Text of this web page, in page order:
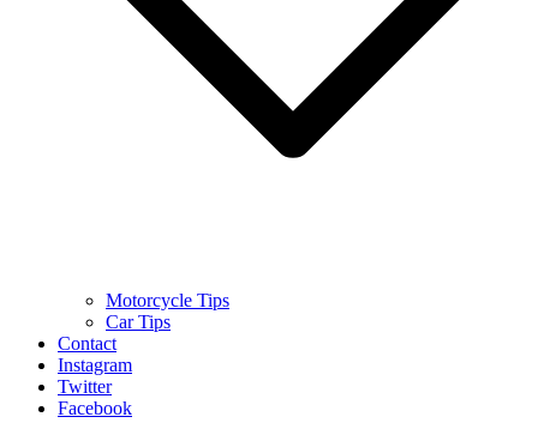
Motorcycle Tips
Car Tips
Contact
Instagram
Twitter
Facebook